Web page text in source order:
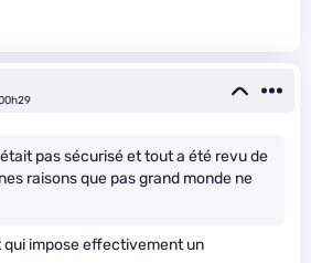
pas sécurisé et tout a été revu de
raisons que pas grand monde ne
qui impose effectivement un